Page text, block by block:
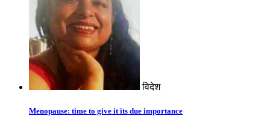
विदेश
Menopause: time to give it its due importance